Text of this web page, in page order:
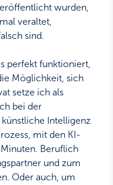
wurden,
veraltet,
sind.
perfekt funktioniert,
Möglichkeit, sich
setze ich als
bei der
Intelligenz
mit den KI-
Beruflich
und zum
Oder auch, um